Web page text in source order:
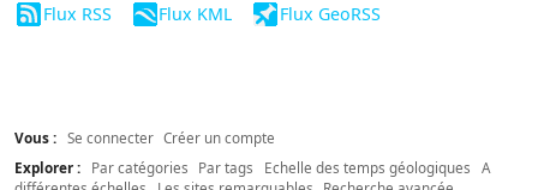
Flux RSS Flux KML Flux GeoRSS
Vous : Se connecter Créer un compte
Explorer :
Par catégories Par tags Echelle des temps géologiques
A